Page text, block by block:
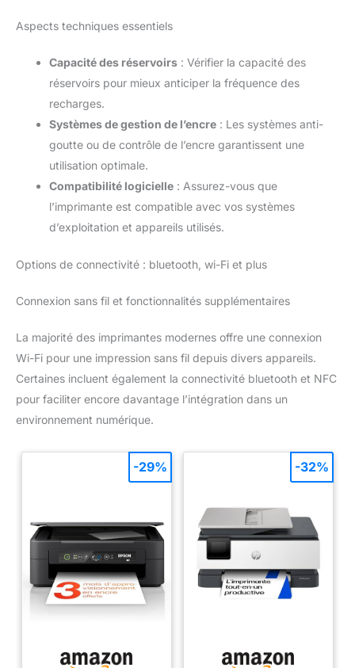
Aspects techniques essentiels
Capacité des réservoirs : Vérifier la capacité des
réservoirs pour mieux anticiper la fréquence des
recharges.
Systèmes de gestion de l’encre : Les systèmes anti-
goutte ou de contrôle de l’encre garantissent une
utilisation optimale.
Compatibilité logicielle : Assurez-vous que
l’imprimante est compatible avec vos systèmes
d’exploitation et appareils utilisés.
Options de connectivité : bluetooth, wi-Fi et plus
Connexion sans fil et fonctionnalités supplémentaires
La majorité des imprimantes modernes offre une connexion
Wi-Fi pour une impression sans fil depuis divers appareils.
Certaines incluent également la connectivité bluetooth et NFC
pour faciliter encore davantage l’intégration dans un
environnement numérique.
-29% -32%